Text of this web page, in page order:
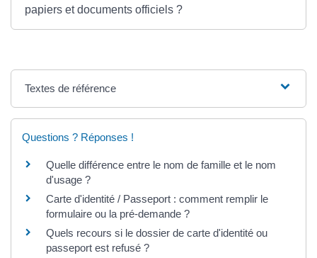
papiers et documents officiels ?
Textes de référence
Questions ? Réponses !
Quelle différence entre le nom de famille et le nom
d'usage ?
Carte d'identité / Passeport : comment remplir le
formulaire ou la pré-demande ?
Quels recours si le dossier de carte d'identité ou
passeport est refusé ?